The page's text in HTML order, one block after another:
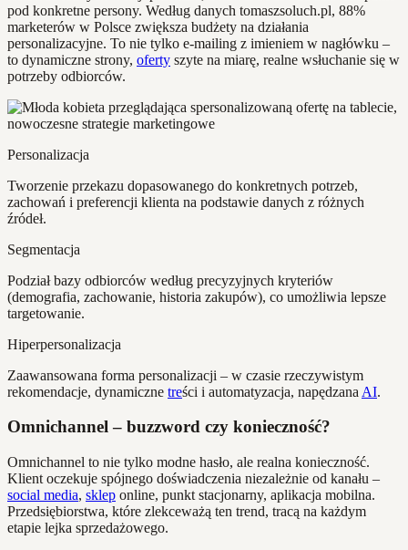
pod konkretne persony. Według danych tomaszsoluch.pl, 88%
marketerów w Polsce zwiększa budżety na działania
personalizacyjne. To nie tylko e-mailing z imieniem w nagłówku –
to dynamiczne strony, oferty szyte na miarę, realne wsłuchanie się w
potrzeby odbiorców.
Personalizacja
Tworzenie przekazu dopasowanego do konkretnych potrzeb,
zachowań i preferencji klienta na podstawie danych z różnych
źródeł.
Segmentacja
Podział bazy odbiorców według precyzyjnych kryteriów
(demografia, zachowanie, historia zakupów), co umożliwia lepsze
targetowanie.
Hiperpersonalizacja
Zaawansowana forma personalizacji – w czasie rzeczywistym
rekomendacje, dynamiczne treści i automatyzacja, napędzana AI.
Omnichannel – buzzword czy konieczność?
Omnichannel to nie tylko modne hasło, ale realna konieczność.
Klient oczekuje spójnego doświadczenia niezależnie od kanału –
social media, sklep online, punkt stacjonarny, aplikacja mobilna.
Przedsiębiorstwa, które zlekceważą ten trend, tracą na każdym
etapie lejka sprzedażowego.